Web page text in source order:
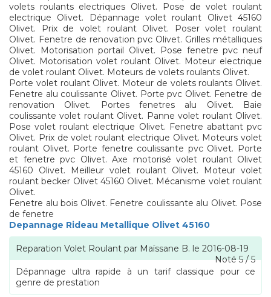
volets roulants electriques Olivet. Pose de volet roulant
electrique Olivet. Dépannage volet roulant Olivet 45160
Olivet. Prix de volet roulant Olivet. Poser volet roulant
Olivet. Fenetre de renovation pvc Olivet. Grilles métalliques
Olivet. Motorisation portail Olivet. Pose fenetre pvc neuf
Olivet. Motorisation volet roulant Olivet. Moteur electrique
de volet roulant Olivet. Moteurs de volets roulants Olivet.
Porte volet roulant Olivet. Moteur de volets roulants Olivet.
Fenetre alu coulissante Olivet. Porte pvc Olivet. Fenetre de
renovation Olivet. Portes fenetres alu Olivet. Baie
coulissante volet roulant Olivet. Panne volet roulant Olivet.
Pose volet roulant electrique Olivet. Fenetre abattant pvc
Olivet. Prix de volet roulant electrique Olivet. Moteurs volet
roulant Olivet. Porte fenetre coulissante pvc Olivet. Porte
et fenetre pvc Olivet. Axe motorisé volet roulant Olivet
45160 Olivet. Meilleur volet roulant Olivet. Moteur volet
roulant becker Olivet 45160 Olivet. Mécanisme volet roulant
Olivet.
Fenetre alu bois Olivet. Fenetre coulissante alu Olivet. Pose
de fenetre
Depannage Rideau Metallique Olivet 45160
Reparation Volet Roulant par Maïssane B. le 2016-08-19
Noté5/5
Dépannage ultra rapide à un tarif classique pour ce
genre de prestation